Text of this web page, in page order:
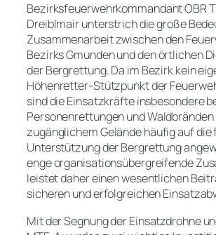
Bezirksfeuerwehrkommandant OBR
Dreiblmair unterstrich die große
Zusammenarbeit zwischen den
Bezirks Gmunden und den örtlichen
der Bergrettung. Da im Bezirk kein
Höhenretter-Stützpunkt der
sind die Einsatzkräfte insbesondere
Personenrettungen und
zugänglichem Gelände häufig auf die
Unterstützung der Bergrettung
enge organisationsübergreifende
leistet daher einen wesentlichen
sicheren und erfolgreichen
Mit der Segnung der Einsatzdrohne